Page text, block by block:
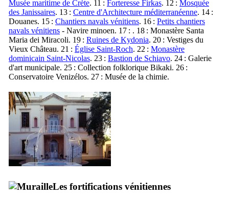
Musée maritime de Crète. 11 : Forteresse Firkas. 12 : Mosquée
des Janissaires. 13 : Centre d'Architecture méditerranéenne. 14 :
Douanes. 15 : Chantiers navals vénitiens. 16 : Petits chantiers
navals vénitiens - Navire minoen. 17 : . 18 : Monastère Santa
Maria dei Miracoli. 19 : Ruines de Kydonia. 20 : Vestiges du
Vieux Château. 21 : Église Saint-Roch. 22 : Monastère
dominicain Saint-Nicolas. 23 : Bastion de Schiavo. 24 : Galerie
d'art municipale. 25 : Collection folklorique Bikaki. 26 :
Conservatoire Venizélos. 27 : Musée de la chimie.
Les fortifications vénitiennes